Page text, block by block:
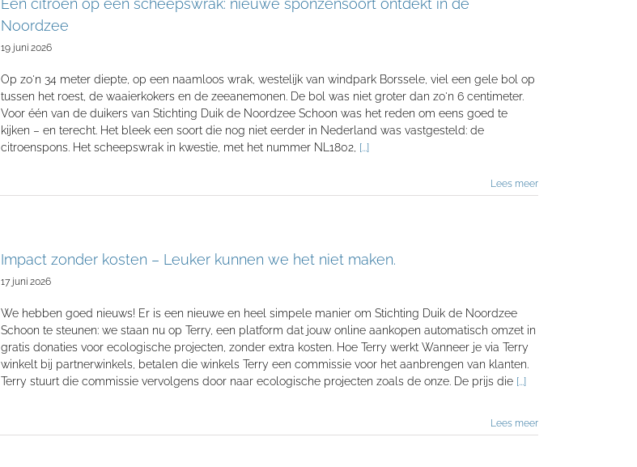
Een citroen op een scheepswrak: nieuwe sponzensoort ontdekt in de
Noordzee
19 juni 2026
Op zo'n 34 meter diepte, op een naamloos wrak, westelijk van windpark Borssele, viel een gele bol op
tussen het roest, de waaierkokers en de zeeanemonen. De bol was niet groter dan zo'n 6 centimeter.
Voor één van de duikers van Stichting Duik de Noordzee Schoon was het reden om eens goed te
kijken – en terecht. Het bleek een soort die nog niet eerder in Nederland was vastgesteld: de
citroenspons. Het scheepswrak in kwestie, met het nummer NL1802, [...]
Lees meer
Impact zonder kosten – Leuker kunnen we het niet maken.
17 juni 2026
We hebben goed nieuws! Er is een nieuwe en heel simpele manier om Stichting Duik de Noordzee
Schoon te steunen: we staan nu op Terry, een platform dat jouw online aankopen automatisch omzet in
gratis donaties voor ecologische projecten, zonder extra kosten. Hoe Terry werkt Wanneer je via Terry
winkelt bij partnerwinkels, betalen die winkels Terry een commissie voor het aanbrengen van klanten.
Terry stuurt die commissie vervolgens door naar ecologische projecten zoals de onze. De prijs die [...]
Lees meer